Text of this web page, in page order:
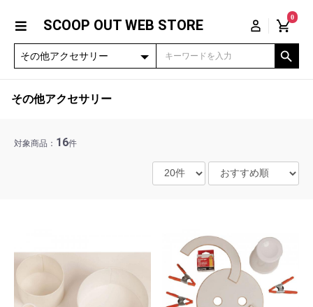
SCOOP OUT WEB STORE
0
その他アクセサリー
対象商品： 16件